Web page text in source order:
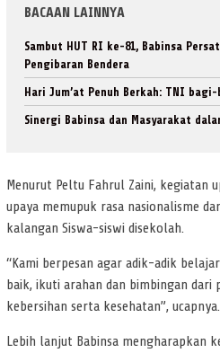
BACAAN LAINNYA
Sambut HUT RI ke-81, Babinsa
Pengibaran Bendera
Hari Jum’at Penuh Berkah: TNI
Sinergi Babinsa dan Masyarakat
Menurut Peltu Fahrul Zaini, kegiatan
upaya memupuk rasa nasionalisme
kalangan Siswa-siswi disekolah.
“Kami berpesan agar adik-adik
baik, ikuti arahan dan bimbingan dari
kebersihan serta kesehatan”, ucapnya.
Lebih lanjut Babinsa mengharapkan